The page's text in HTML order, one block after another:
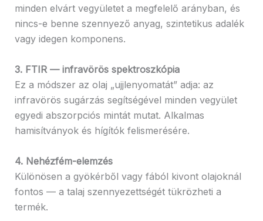
minden elvárt vegyületet a megfelelő arányban, és
nincs-e benne szennyező anyag, szintetikus adalék
vagy idegen komponens.
3. FTIR — infravörös spektroszkópia
Ez a módszer az olaj „ujjlenyomatát” adja: az
infravörös sugárzás segítségével minden vegyület
egyedi abszorpciós mintát mutat. Alkalmas
hamisítványok és hígítók felismerésére.
4. Nehézfém-elemzés
Különösen a gyökérből vagy fából kivont olajoknál
fontos — a talaj szennyezettségét tükrözheti a
termék.